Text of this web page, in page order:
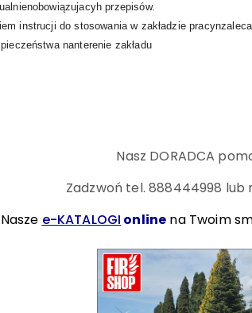
przepisów.
instrucji do stosowania w zakładzie
nanterenie zakładu
Nasz DORADCA
Zadzwoń tel. 888444998 lub
Nasze e-KATALOGI online na Twoim